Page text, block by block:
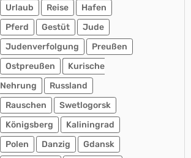
Urlaub Reise
Hafen
Pferd
Gestüt
Jude
Judenverfolgung
Preußen
Ostpreußen
Kurische
Nehrung
Russland
Rauschen
Swetlogorsk
Königsberg
Kaliningrad
Polen
Danzig
Gdansk